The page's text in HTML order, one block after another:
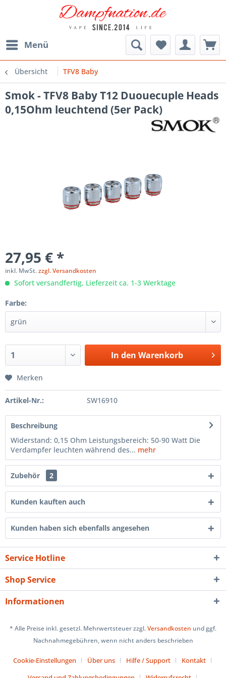
Menü
Übersicht TFV8 Baby
Smok - TFV8 Baby T12 Duouecuple Heads
0,15Ohm leuchtend (5er Pack)
27,95 € *
inkl. MwSt.zzgl. Versandkosten
Sofort versandfertig, Lieferzeit ca. 1-3 Werktage
Farbe:
In den Warenkorb
Merken
Artikel-Nr.: SW16910
Beschreibung
Widerstand: 0,15 Ohm Leistungsbereich: 50-90 Watt Die
Verdampfer leuchten während des... mehr
Zubehör 2
Kunden kauften auch
Kunden haben sich ebenfalls angesehen
Service Hotline
Shop Service
Informationen
* Alle Preise inkl. gesetzl. Mehrwertsteuer zzgl.Versandkosten und ggf.
Nachnahmegebühren, wenn nicht anders beschrieben
Cookie-Einstellungen Über uns Hilfe / Support
Kontakt